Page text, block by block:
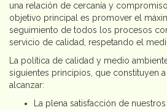
una relación de cercanía y
objetivo principal es promover el
seguimiento de todos los procesos
servicio de calidad, respetando el
La política de calidad y medio
siguientes principios, que constituyen
alcanzar:
La plena satisfacción de